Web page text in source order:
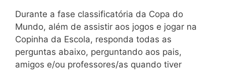
Durante a fase classificatória da Copa do
Mundo, além de assistir aos jogos e jogar na
Copinha da Escola, responda todas as
perguntas abaixo, perguntando aos pais,
amigos e/ou professores/as quando tiver